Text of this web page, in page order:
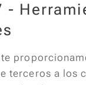
-
terceros a los